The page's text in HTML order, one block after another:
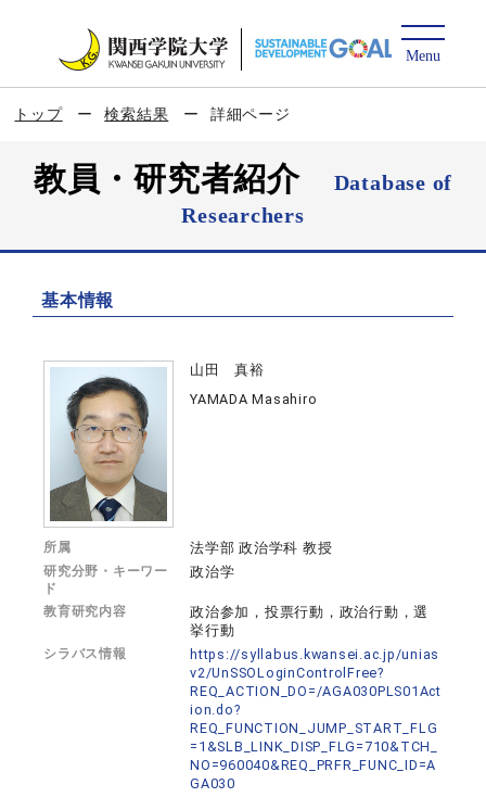
トップ 検索結果 詳細ページ
教員・研究者紹介
Database of
Researchers
基本情報
山田 真裕
YAMADA Masahiro
所属 法学部 政治学科 教授
研究分野・キーワー
ド
政治学
教育研究内容
政治参加，投票行動，政治行動，選
挙行動
シラバス情報
https://syllabus.kwansei.ac.jp/unias
v2/UnSSOLoginControlFree?
REQ_ACTION_DO=/AGA030PLS01Act
ion.do?
REQ_FUNCTION_JUMP_START_FLG
=1&SLB_LINK_DISP_FLG=710&TCH_
NO=960040&REQ_PRFR_FUNC_ID=A
GA030